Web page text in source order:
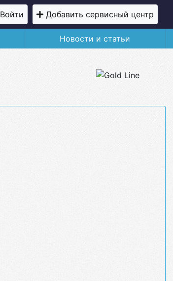
Войти Добавить сервисный центр
Новости и статьи